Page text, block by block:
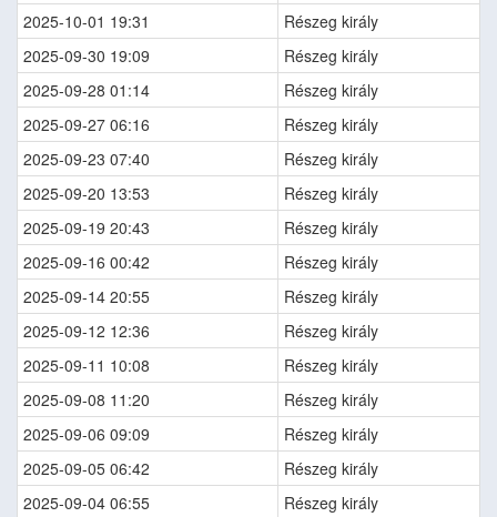
2025-10-01 19:31
Részeg király
2025-09-30 19:09
Részeg király
2025-09-28 01:14
Részeg király
2025-09-27 06:16
Részeg király
2025-09-23 07:40
Részeg király
2025-09-20 13:53
Részeg király
2025-09-19 20:43
Részeg király
2025-09-16 00:42
Részeg király
2025-09-14 20:55
Részeg király
2025-09-12 12:36
Részeg király
2025-09-11 10:08
Részeg király
2025-09-08 11:20
Részeg király
2025-09-06 09:09
Részeg király
2025-09-05 06:42
Részeg király
2025-09-04 06:55
Részeg király